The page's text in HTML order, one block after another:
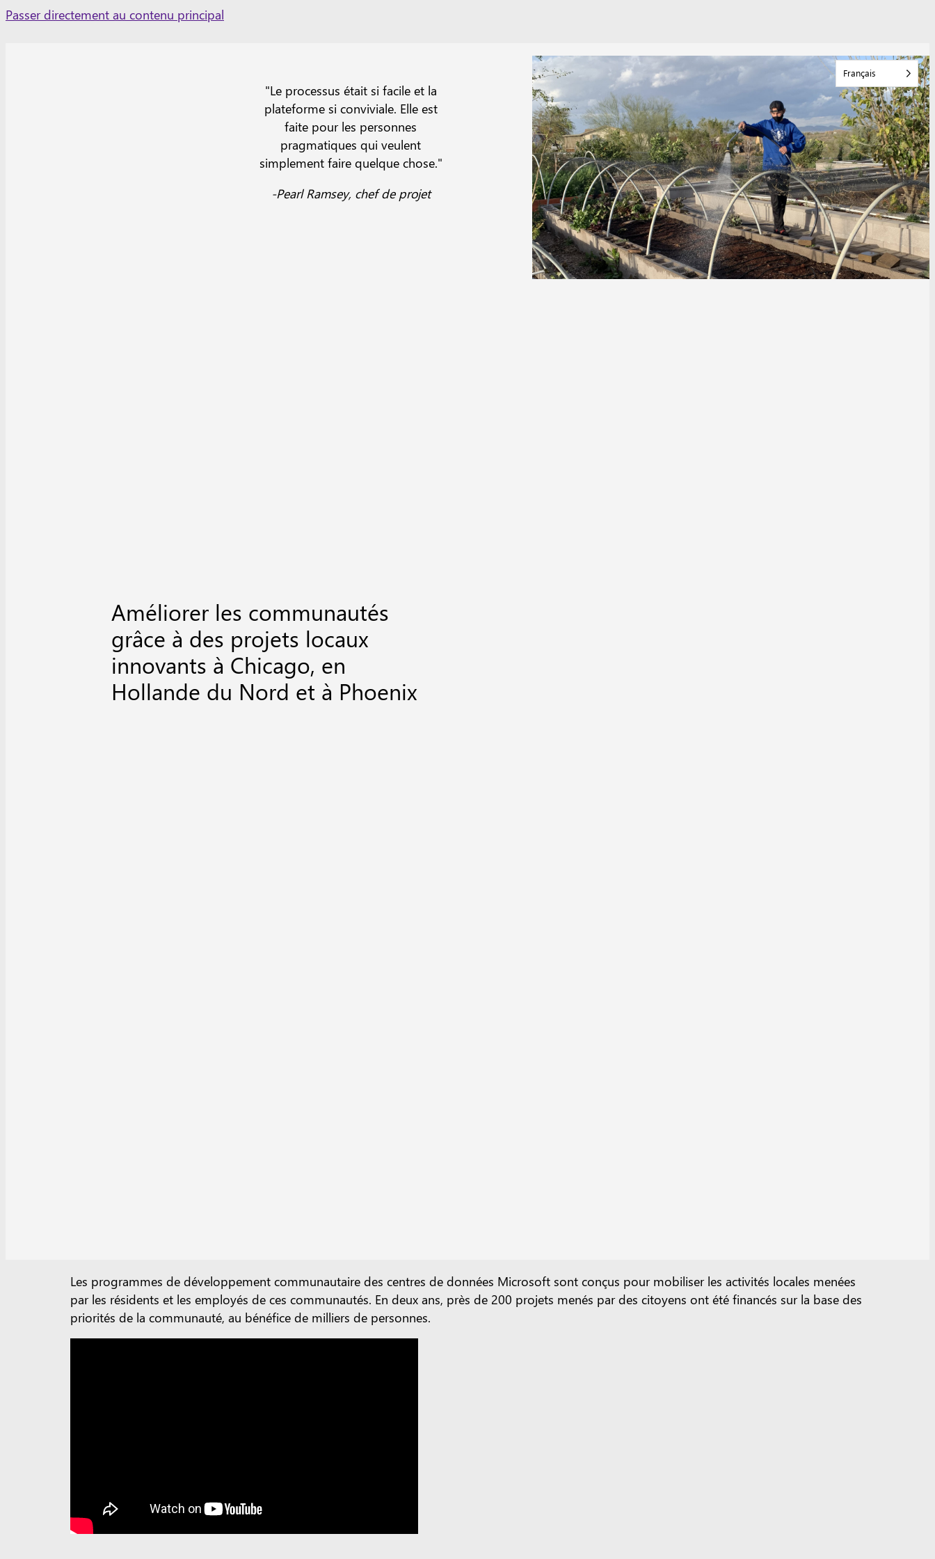
Skip
Passer directement au contenu principal
Français
Améliorer les communautés
grâce à des projets locaux
innovants à Chicago, en
Hollande du Nord et à Phoenix
Les programmes de développement communautaire des centres de données Microsoft sont conçus pour mobiliser les activités locales menées
par les résidents et les employés de ces communautés. En deux ans, près de 200 projets menés par des citoyens ont été financés sur la base des
priorités de la communauté, au bénéfice de milliers de personnes.
"Le processus était si facile et la
plateforme si conviviale. Elle est
faite pour les personnes
pragmatiques qui veulent
simplement faire quelque chose."
-Pearl Ramsey, chef de projet